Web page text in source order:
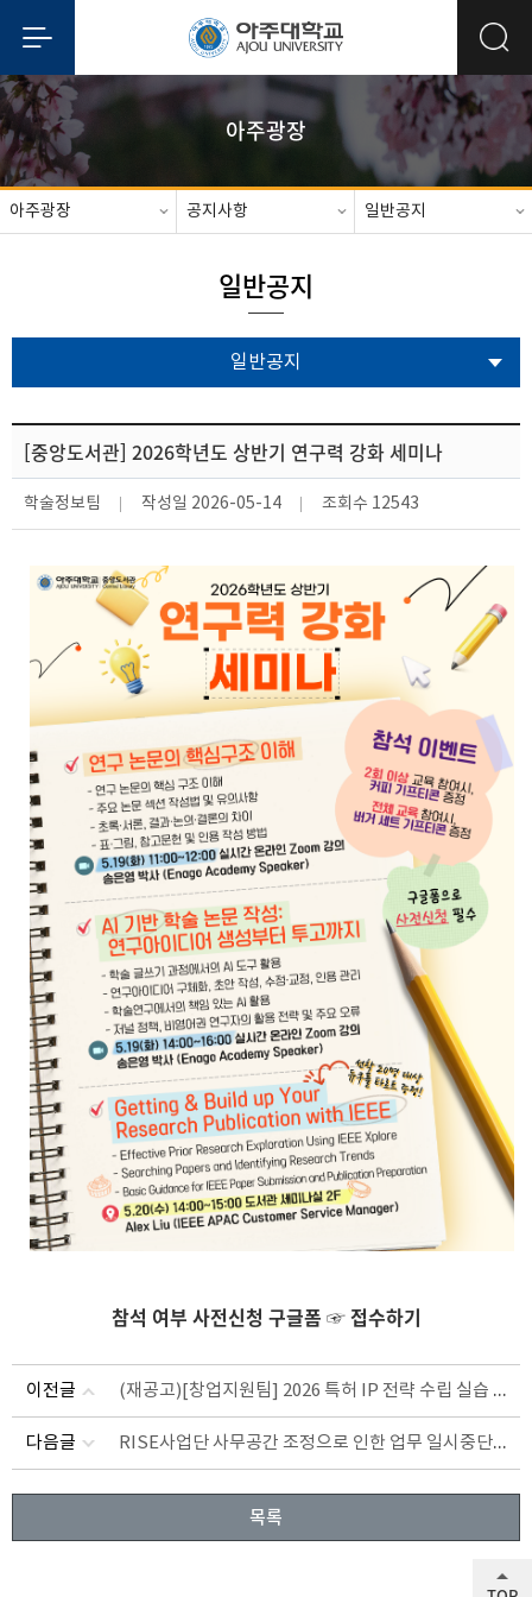
아주광장
아주광장 공지사항 일반공지
일반공지
일반공지
[중앙도서관] 2026학년도 상반기 연구력 강화 세미나
학술정보팀 작성일 2026-05-14 조회수 12543
참석 여부 사전신청 구글폼 ☞접수하기
이전글 (재공고)[창업지원팀] 2026 특허 IP 전략 수립 실습 프로그램 모집 공고(~5/15 15시까지)
다음글 RISE사업단 사무공간 조정으로 인한 업무 일시중단 안내
목록